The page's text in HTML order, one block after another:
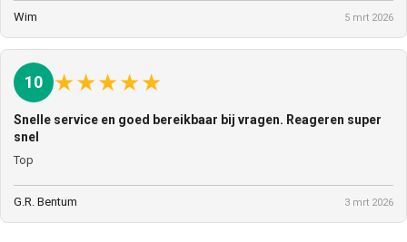
Wim 5 mrt 2026
10 ★★★★★
Snelle service en goed bereikbaar bij vragen. Reageren super
snel
Top
G.R. Bentum 3 mrt 2026